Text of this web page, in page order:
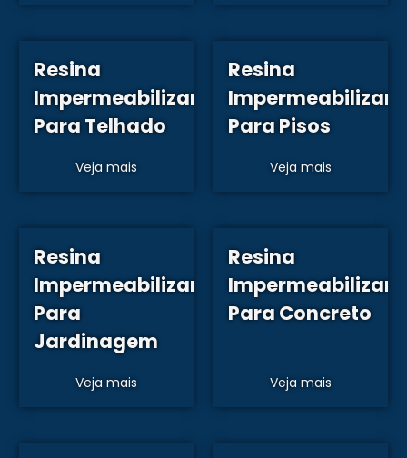
Resina
Impermeabilizante
Para Telhado
Veja mais
Resina
Para Pisos
Veja mais
Resina
Impermeabilizante
Para
Jardinagem
Veja mais
Resina
Para Concreto
Veja mais